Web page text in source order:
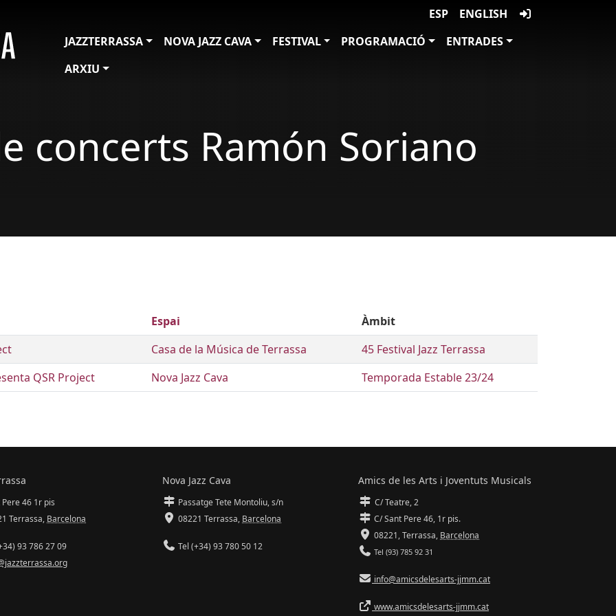
ESP
ENGLISH
JAZZTERRASSA
NOVA JAZZ CAVA FESTIVAL PROGRAMACIÓ
ENTRADES
ARXIU
concerts Ramón Soriano
Espai
Àmbit
Casa de la Música de Terrassa
45 Festival Jazz Terrassa
QSR Project Nova Jazz Cava Temporada Estable 23/24
Pere 46 1r pis
Terrassa, Barcelona
93 786 27 09
Nova Jazz Cava
Passatge Tete Montoliu, s/n
08221 Terrassa, Barcelona
Tel (+34) 93 780 50 12
Amics de les Arts i Joventuts Musicals
C/ Teatre, 2
C/ Sant Pere 46, 1r pis.
08221,Terrassa, Barcelona
Tel (93) 785 92 31
info@amicsdelesarts-jjmm.cat
www.amicsdelesarts-jjmm.cat